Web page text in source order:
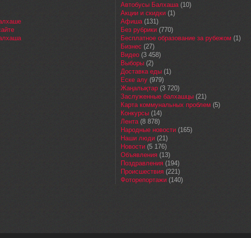
Автобусы Балхаша (10)
Акции и скидки (1)
Афиша (131)
Без рубрики (770)
Бесплатное образование за рубежом (1)
Бизнес (27)
Видео (3 458)
Выборы (2)
Доставка еды (1)
Еске алу (979)
Жаңалықтар (3 720)
Заслуженные балхашцы (21)
Карта коммунальных проблем (5)
Конкурсы (14)
Лента (8 878)
Народные новости (165)
Наши люди (21)
Новости (5 176)
Объявления (13)
Поздравления (194)
Происшествия (221)
Фоторепортажи (140)